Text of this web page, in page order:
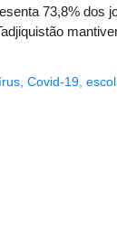
73,8% dos
Covid-19